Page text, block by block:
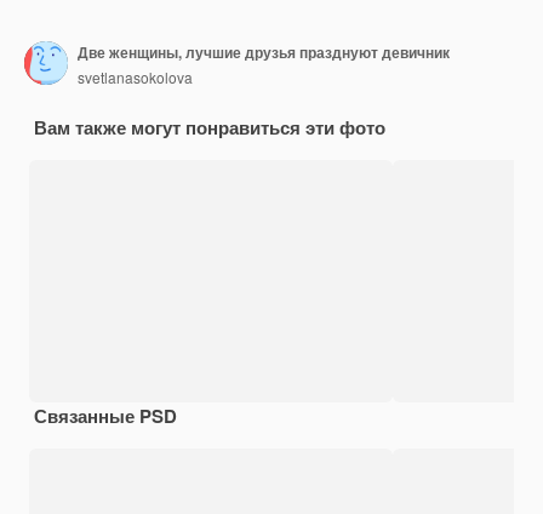
Две женщины, лучшие друзья празднуют девичник
svetlanasokolova
Вам также могут понравиться эти фото
Связанные PSD